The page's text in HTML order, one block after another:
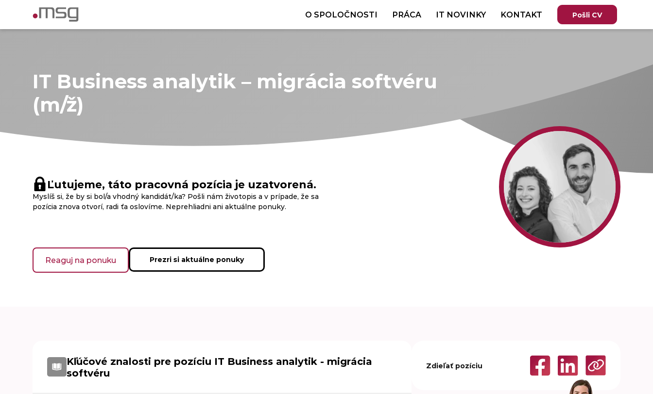
O SPOLOČNOSTI PRÁCA IT NOVINKY KONTAKT Pošli CV
IT Business analytik – migrácia softvéru
(m/ž)
Ľutujeme, táto pracovná pozícia je uzatvorená.
Myslíš si, že by si bol/a vhodný kandidát/ka? Pošli nám životopis a v prípade, že sa
pozícia znova otvorí, radi ťa oslovíme. Neprehliadni ani aktuálne ponuky.
Reaguj na ponuku Prezri si aktuálne ponuky
Kľúčové znalosti pre pozíciu IT Business analytik - migrácia
softvéru
Zdieľať pozíciu